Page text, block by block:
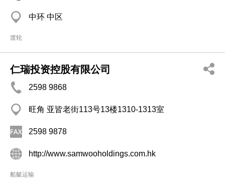
中环 中区
渡轮
仁瑞投资控股有限公司
2598 9868
旺角 亚皆老街113号13楼1310-1313室
2598 9878
http://www.samwooholdings.com.hk
船艇运输